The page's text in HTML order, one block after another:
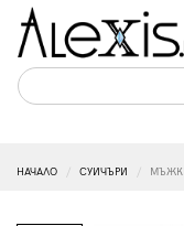
НАЧАЛО СУИЧЪРИ